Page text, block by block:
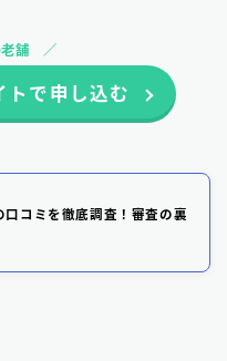
舗
トで申し込む
口コミを徹底調査！審査の裏